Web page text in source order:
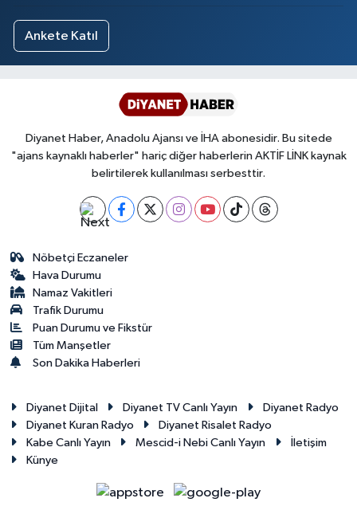
Ankete Katıl
Diyanet Haber, Anadolu Ajansı ve İHA abonesidir. Bu sitede
"ajans kaynaklı haberler" hariç diğer haberlerin AKTİF LİNK kaynak
belirtilerek kullanılması serbesttir.
Nöbetçi Eczaneler
Hava Durumu
Namaz Vakitleri
Trafik Durumu
Puan Durumu ve Fikstür
Tüm Manşetler
Son Dakika Haberleri
Diyanet Dijital Diyanet TV Canlı Yayın
Diyanet Radyo
Diyanet Kuran Radyo
Diyanet Risalet Radyo
Kabe Canlı Yayın
Mescid-i Nebi Canlı Yayın
İletişim
Künye